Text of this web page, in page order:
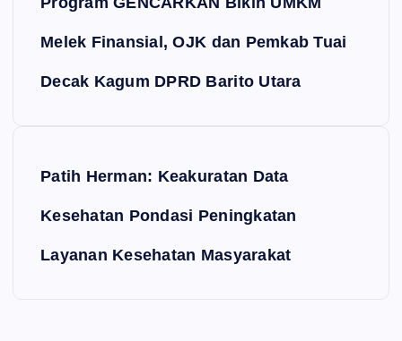
Melek Finansial, OJK dan Pemkab Tuai
Decak Kagum DPRD Barito Utara
Patih Herman: Keakuratan Data
Kesehatan Pondasi Peningkatan
Layanan Kesehatan Masyarakat